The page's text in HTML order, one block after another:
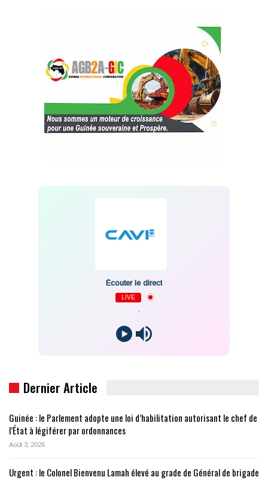
Écouter le direct
LIVE
Dernier Article
Guinée : le Parlement adopte une loi d’habilitation autorisant le chef de
l’État à légiférer par ordonnances
Août 3, 2026
Urgent : le Colonel Bienvenu Lamah élevé au grade de Général de brigade